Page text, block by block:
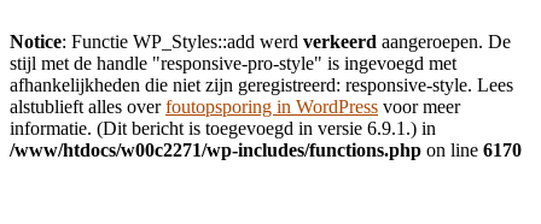
Notice: Functie WP_Styles::add werd verkeerd aangeroepen. De
stijl met de handle "responsive-pro-style" is ingevoegd met
afhankelijkheden die niet zijn geregistreerd: responsive-style. Lees
alstublieft alles overfoutopsporing in WordPress voor meer
informatie. (Dit bericht is toegevoegd in versie 6.9.1.) in
/www/htdocs/w00c2271/wp-includes/functions.php on line 6170